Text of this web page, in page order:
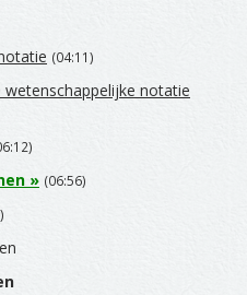
(04:11)
wetenschappelijke notatie
» (06:56)